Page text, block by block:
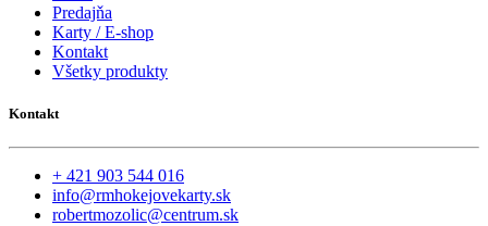
Predajňa
Karty / E-shop
Kontakt
Všetky produkty
Kontakt
+ 421 903 544 016
info@rmhokejovekarty.sk
robertmozolic@centrum.sk